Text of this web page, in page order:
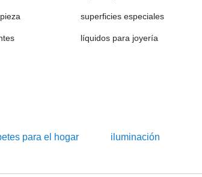
superficies especiales
líquidos para joyería
para el hogar iluminación